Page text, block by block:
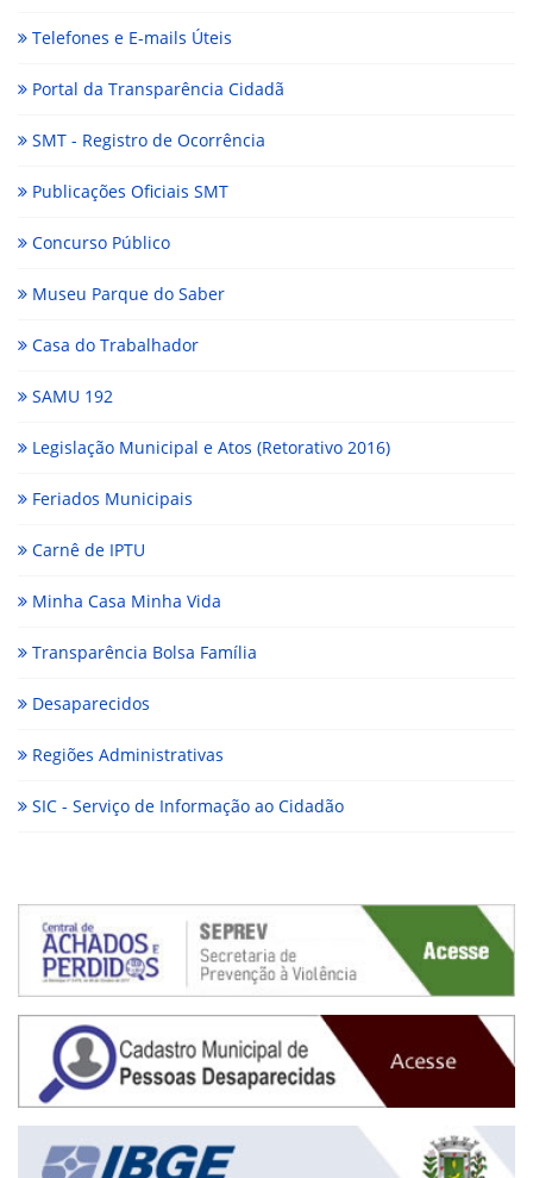
Telefones e E-mails Úteis
Portal da Transparência Cidadã
SMT - Registro de Ocorrência
Publicações Oficiais SMT
Concurso Público
Museu Parque do Saber
Casa do Trabalhador
SAMU 192
Legislação Municipal e Atos (Retorativo 2016)
Feriados Municipais
Carnê de IPTU
Minha Casa Minha Vida
Transparência Bolsa Família
Desaparecidos
Regiões Administrativas
SIC - Serviço de Informação ao Cidadão